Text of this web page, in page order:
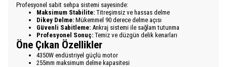
Profesyonel sabit sehpa sistemi sayesinde:
Maksimum Stabilite: Titreşimsiz ve hassas delme
Dikey Delme: Mükemmel 90 derece delme açısı
Güvenli Sabitleme: Ankraj sistemi ile sağlam tutunma
Profesyonel Sonuç: Temiz ve düzgün delik kenarları
Öne Çıkan Özellikler
4350W endüstriyel güçlü motor
255mm maksimum delme kapasitesi